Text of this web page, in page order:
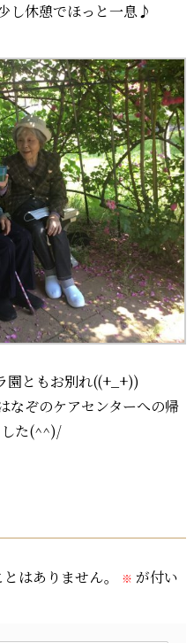
し休憩でほっと一息♪
園ともお別れ((+_+))
なぞのケアセンターへの帰
た(^^)/
はありません。 ※ が付い